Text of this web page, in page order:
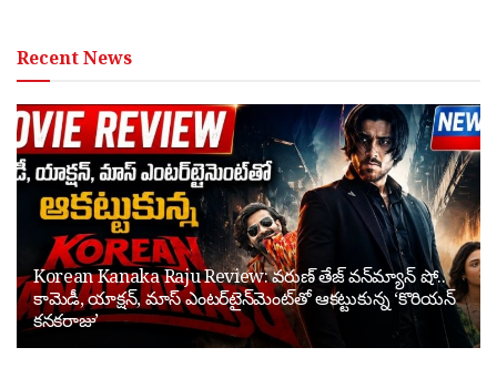
Recent News
Korean Kanaka Raju Review: వరుణ్ తేజ్ వన్‌మ్యాన్ షో..
కామెడీ, యాక్షన్, మాస్ ఎంటర్‌టైన్‌మెంట్‌తో ఆకట్టుకున్న ‘కొరియన్
కనకరాజు’